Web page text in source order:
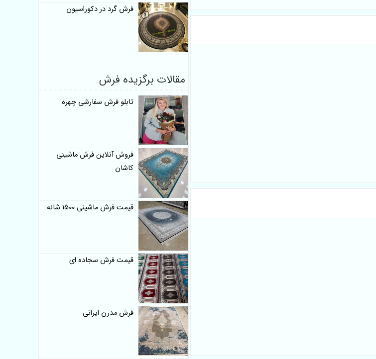
فرش گرد در دکوراسیون
مقالات برگزیده فرش
تابلو فرش سفارشی چهره
فروش آنلاین فرش ماشینی
کاشان
قیمت فرش ماشینی 1500 شانه
قیمت فرش سجاده ای
فرش مدرن ایرانی